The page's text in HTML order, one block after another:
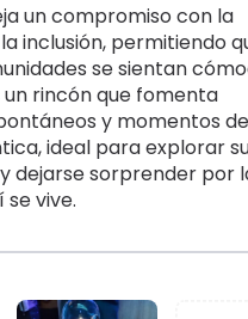
un compromiso con la
inclusión, permitiendo
se sientan
un rincón que fomenta
y momentos de
ideal para explorar
dejarse sorprender por
vive.